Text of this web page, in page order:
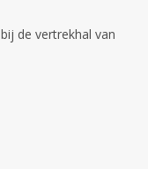
de vertrekhal van